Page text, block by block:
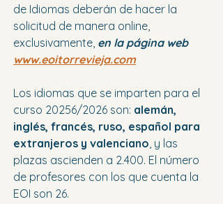
de Idiomas deberán de hacer la
solicitud de manera online,
exclusivamente, en la página web
www.eoitorrevieja.com
Los idiomas que se imparten para el
curso 20256/2026 son: alemán,
inglés, francés, ruso, español para
extranjeros y valenciano , y las
plazas ascienden a 2.400. El número
de profesores con los que cuenta la
EOI son 26.